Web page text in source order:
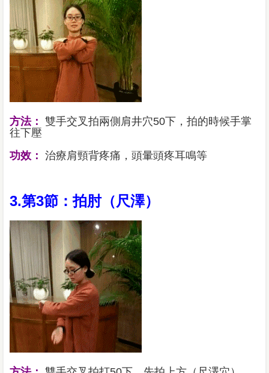
方法： 雙手交叉拍兩側肩井穴50下，拍的時候手掌
往下壓
功效： 治療肩頸背疼痛，頭暈頭疼耳鳴等
3.第3節：拍肘（尺澤）